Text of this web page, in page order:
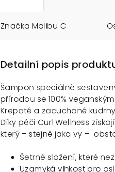
Značka Malibu C
Detailní popis
Šampon speciálně
přírodou se 100%
Krepaté a zacuchané
Díky péči Curl Wellness
který – stejně jako vy –
Šetrné složení, které
Uzamyká vlhkost pro